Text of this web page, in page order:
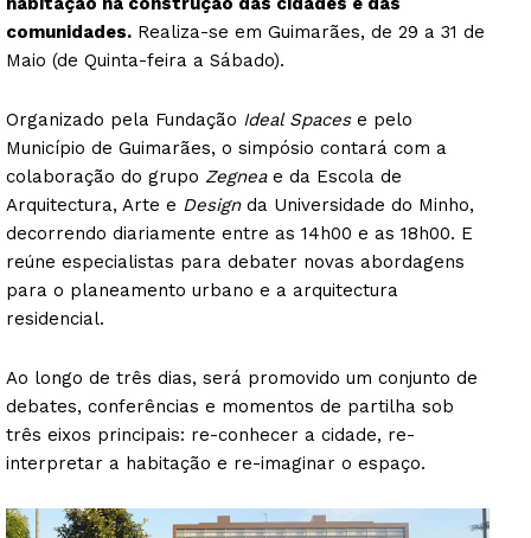
comunidades. Realiza-se em Guimarães, de 29 a 31 de
Maio (de Quinta-feira a Sábado).
Organizado pela Fundação Ideal Spacese pelo
Município de Guimarães, o simpósio contará com a
colaboração do grupo Zegneae da Escola de
Arquitectura, Arte e Designda Universidade do Minho,
decorrendo diariamente entre as 14h00 e as 18h00. E
reúne especialistas para debater novas abordagens
para o planeamento urbano e a arquitectura
residencial.
Ao longo de três dias, será promovido um conjunto de
debates, conferências e momentos de partilha sob
três eixos principais: re-conhecer a cidade, re-
interpretar a habitação e re-imaginar o espaço.